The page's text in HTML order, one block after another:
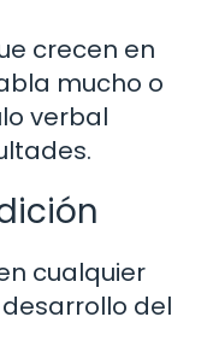
crecen en
mucho o
verbal
cualquier
del